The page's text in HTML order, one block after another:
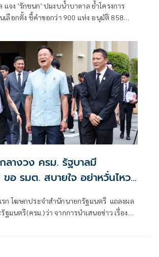
แจง 'รักชนก' ปมงบน้ำบาดาล ย้ำโครงการ
ลือกตั้ง ชี้คำขอกว่า 900 แห่ง อนุมัติ 858
ลางวง ครม. รัฐบาลมี
อ รมต. สบายใจ อย่าหวั่นไหว
รก โฆษกประจำสำนักนายกรัฐมนตรี แถลงผล
มนตรี(ครม.)ว่า จากการนำเสนอข่าว เรื่อง